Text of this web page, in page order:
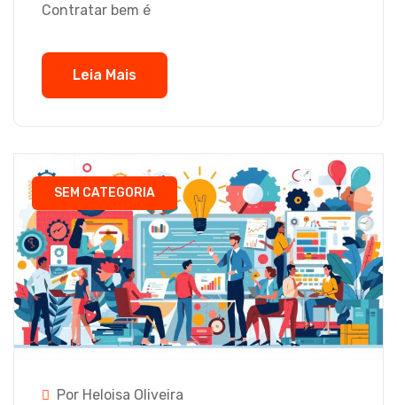
Contratar bem é
Leia Mais
SEM CATEGORIA
Por Heloisa Oliveira